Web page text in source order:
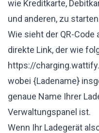
wie Kreditkarte,
und anderen, zu
Wie sieht der QR-Code
direkte Link, der wie
https://
wobei {Ladename}
genaue Name Ihrer
Verwaltungspanel ist.
Wenn Ihr Ladegerät